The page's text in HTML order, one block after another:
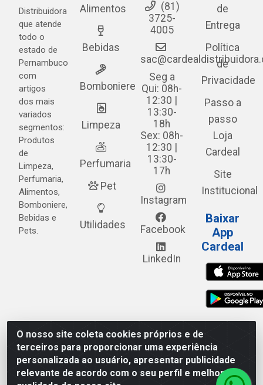
O nosso site coleta cookies próprios e de
terceiros para proporcionar uma experiência
personalizada ao usuário, apresentar publicidade
relevante de acordo com o seu perfil e melhorar a
Distribuidora
que atende
todo o
estado de
Pernambuco
com
artigos
dos mais
variados
segmentos:
Produtos
de
Limpeza,
Perfumaria,
Alimentos,
Bomboniere,
Bebidas e
Pets.
Alimentos
Bebidas
Bomboniere
Limpeza
Perfumaria
Pet
Utilidades
(81)
3725-
4005
Seg a
Qui: 08h-
12:30 |
13:30-
18h
Sex: 08h-
12:30 |
13:30-
17h
Instagram
Facebook
LinkedIn
de
Entrega
Política
de
Privacidade
Passo a
passo
Loja
Cardeal
Site
Institucional
Baixar
App
Cardeal
Cardeal Distribuidora - Estrada Alto do Moura, 582 - Alto
do Moura - Caruaru/PE - CEP 55.040-120 - CNPJ
05.253.499/0001-62